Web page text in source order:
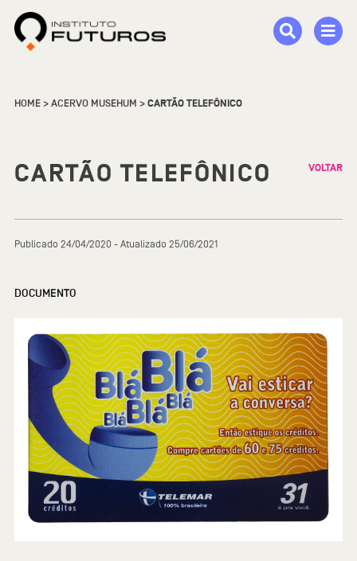
HOME>ACERVO MUSEHUM >CARTÃO TELEFÔNICO
CARTÃO TELEFÔNICO VOLTAR
Publicado 24/04/2020 - Atualizado 25/06/2021
DOCUMENTO